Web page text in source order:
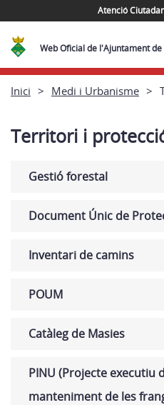
Atenció
Web Oficial de l'Ajuntament
Inici Medi i Urbanisme
Territori i
Gestió forestal
Document Únic de
Inventari de camins
POUM
Catàleg de Masies
PINU (Projecte executiu
manteniment de les